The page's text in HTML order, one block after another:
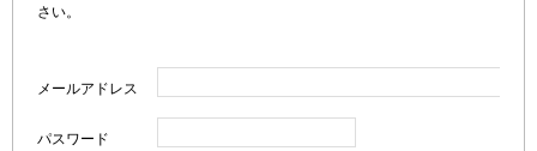
さい。
メールアドレス
パスワード